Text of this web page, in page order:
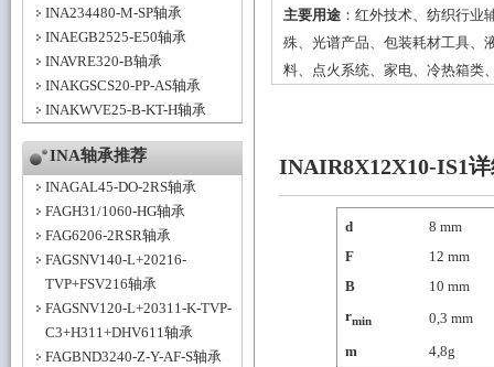
INA234480-M-SP轴承
INAEGB2525-E50轴承
INAVRE320-B轴承
INAKGSCS20-PP-AS轴承
INAKWVE25-B-KT-H轴承
INA轴承推荐
INAGAL45-DO-2RS轴承
FAGH31/1060-HG轴承
FAG6206-2RSR轴承
FAGSNV140-L+20216-
TVP+FSV216轴承
FAGSNV120-L+20311-K-TVP-
C3+H311+DHV611轴承
FAGBND3240-Z-Y-AF-S轴承
主要用途 ：红外技术、纺织行业
殊、光谱产品、包装耗材工具、
料、点火系统、家电、冷热箱类
INAIR8X12X10-IS1
d 8 mm
F
12 mm
B
10 mm
rmin 0,3 mm
m
4,8g